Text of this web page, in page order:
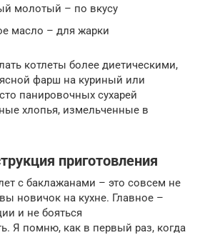
молотый – по вкусу
масло – для жарки
котлеты более диетическими,
фарш на куриный или
панировочных сухарей
хлопья, измельченные в
приготовления
с баклажанами – это совсем не
новичок на кухне. Главное –
и не бояться
Я помню, как в первый раз, когда